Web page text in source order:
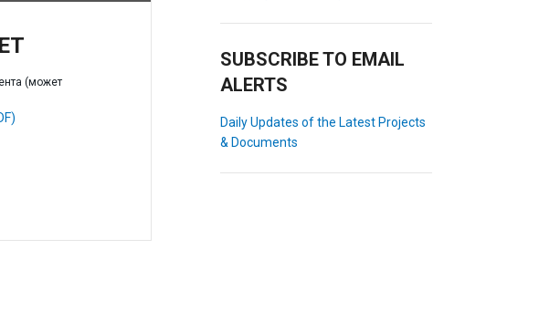
(может
SUBSCRIBE TO EMAIL
ALERTS
Daily Updates of the Latest Projects
& Documents